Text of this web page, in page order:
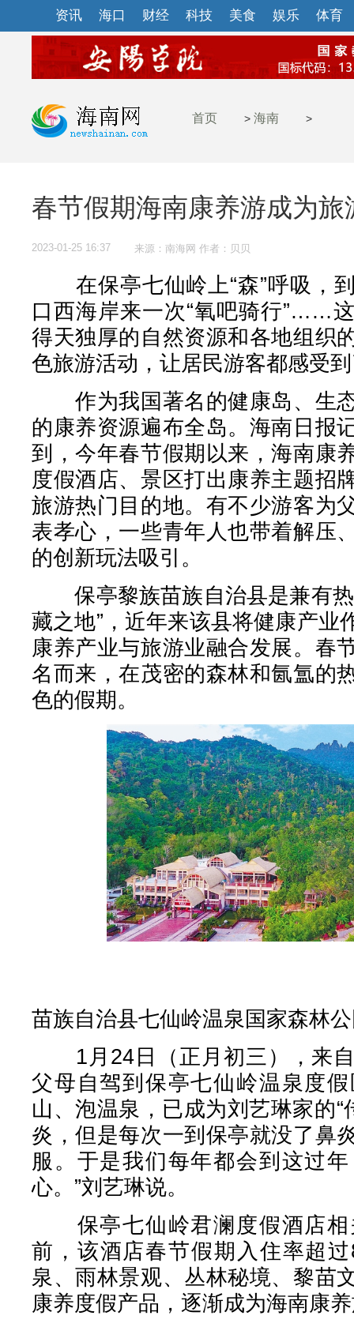
资讯 海口 财经 科技 美食 娱乐 体育
首页 > 海南 >
春节假期海南康养游成为旅
2023-01-25 16:37 来源：南海网 作者：贝贝
在保亭七仙岭上“森”呼吸，
口西海岸来一次“氧吧骑行”……
得天独厚的自然资源和各地组织
色旅游活动，让居民游客都感受
作为我国著名的健康岛、生
的康养资源遍布全岛。海南日报
到，今年春节假期以来，海南康
度假酒店、景区打出康养主题招
旅游热门目的地。有不少游客为
表孝心，一些青年人也带着解压
的创新玩法吸引。
保亭黎族苗族自治县是兼有热
藏之地”，近年来该县将健康产业
康养产业与旅游业融合发展。春
名而来，在茂密的森林和氤氲的
色的假期。
苗族自治县七仙岭温泉国家森林
1月24日（正月初三），来自
父母自驾到保亭七仙岭温泉度
山、泡温泉，已成为刘艺琳家的“
炎，但是每次一到保亭就没了鼻
服。于是我们每年都会到这过
心。”刘艺琳说。
保亭七仙岭君澜度假酒店相
前，该酒店春节假期入住率超
泉、雨林景观、丛林秘境、黎苗
康养度假产品，逐渐成为海南康